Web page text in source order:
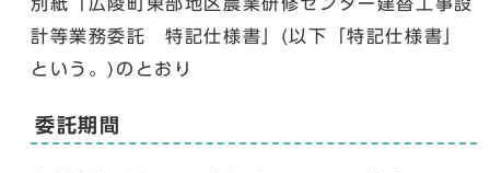
計等業務委託 特記仕様書」(以下「特記仕様書」
という。)のとおり
委託期間